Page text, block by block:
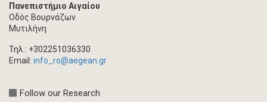
Πανεπιστήμιο Αιγαίου
Οδός Βουρνάζων
Μυτιλήνη
Τηλ.: +302251036330
Email: info_ro@aegean.gr
Follow our Research